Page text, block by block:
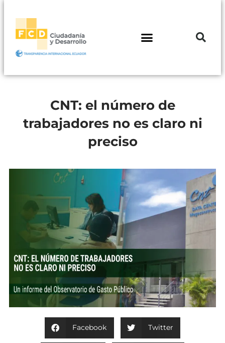
CNT: el número de
trabajadores no es claro ni
preciso
Facebook Twitter